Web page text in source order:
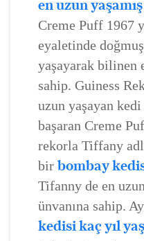
en uzun
Creme Puff 1967
eyaletinde
yaşayarak bilinen
sahip. Guiness
uzun yaşayan
başaran Creme
rekorla Tiffany
bir bombay
Tifanny de en
ünvanına sahip.
kedisi kaç yıl